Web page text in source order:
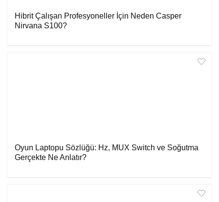
Hibrit Çalışan Profesyoneller İçin Neden Casper
Nirvana S100?
Oyun Laptopu Sözlüğü: Hz, MUX Switch ve Soğutma
Gerçekte Ne Anlatır?